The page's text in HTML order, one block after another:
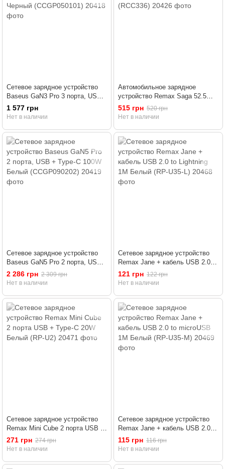
Сетевое зарядное устройство
Baseus GaN3 Pro 3 порта, USB
+ Type-C*2 65W Черный
(CCGP050101)
1 577 грн
Нет в наличии
Автомобильное зарядное
устройство Remax Saga 52.5W
PD+QC Черный (RCC336)
515 грн 520 грн
Нет в наличии
Сетевое зарядное устройство
Baseus GaN5 Pro 2 порта, USB
+ Type-C 100W Белый
(CCGP090202)
2 286 грн 2 309 грн
Нет в наличии
Сетевое зарядное устройство
Remax Jane + кабель USB 2.0 to
Lightning 1М Белый (RP-U35-L)
121 грн 122 грн
Нет в наличии
Сетевое зарядное устройство
Remax Mini Cube 2 порта USB +
Type-C 20W Белый (RP-U2)
271 грн 274 грн
Нет в наличии
Сетевое зарядное устройство
Remax Jane + кабель USB 2.0 to
microUSB 1М Белый (RP-U35-M)
115 грн 116 грн
Нет в наличии